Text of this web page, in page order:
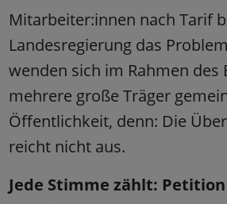
Mitarbeiter:innen nach Tarif
Landesregierung das
wenden sich im Rahmen des
mehrere große Träger
Öffentlichkeit, denn: Die
reicht nicht aus.
Jede Stimme zählt: